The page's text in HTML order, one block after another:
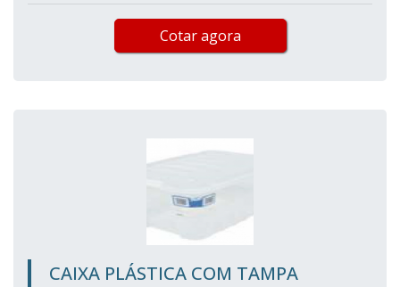
Cotar agora
CAIXA PLÁSTICA COM TAMPA